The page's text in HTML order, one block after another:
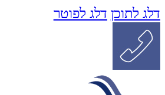
דלג לתוכן דלג לפוטר